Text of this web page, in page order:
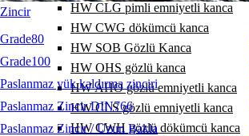
Zincir
Grade80
Grade100
Paslanmaz yük kaldırma zinciri
Paslanmaz Zincir DIN766
Paslanmaz Zincir / Uzun Bakla
HW CLG pimli emniyetli kanca
HW CWG dökümcü kanca
HW SOB Gözlü Kanca
HW OHS gözlü kanca
HW AHO gözlü emniyetli kanca
HW CLS gözlü emniyetli kanca
HW CWH gözlü dökümcü kanca